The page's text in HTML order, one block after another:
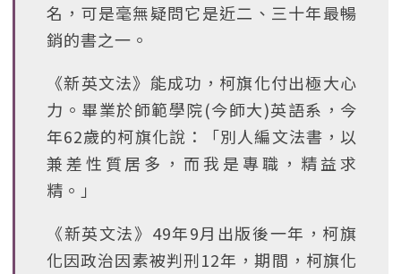
名，可是毫無疑問它是近二、三十年最暢
銷的書之一。
《新英文法》能成功，柯旗化付出極大心
力。畢業於師範學院(今師大)英語系，今
年62歲的柯旗化說：「別人編文法書，以
兼差性質居多，而我是專職，精益求
精。」
《新英文法》49年9月出版後一年，柯旗
化因政治因素被判刑12年，期間，柯旗化